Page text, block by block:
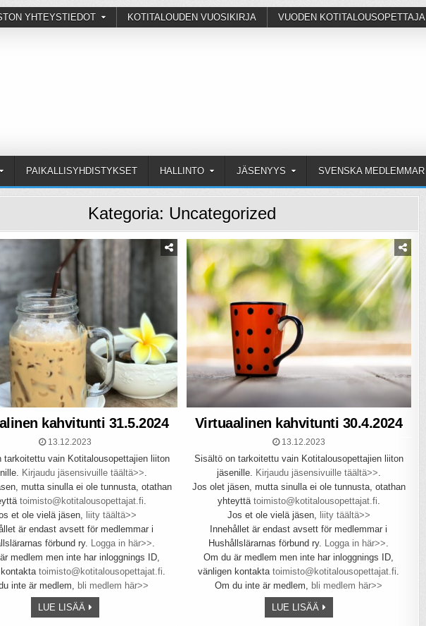
YHTEYSTIEDOT KOTITALOUDEN VUOSIKIRJA VUODEN KOTITALOUSOPETTAJA
PAIKALLISYHDISTYKSET HALLINTO JÄSENYYS SVENSKA MEDLEMMAR
Kategoria: Uncategorized
kahvitunti 31.5.2024
13.12.2023
tarkoitettu vain Kotitalousopettajien liiton
Kirjaudu jäsensivuille täältä>>.
mutta sinulla ei ole tunnusta, otathan
toimisto@kotitalousopettajat.fi.
et ole vielä jäsen, liity täältä>>
är endast avsett för medlemmar i
förbund ry. Logga in här>>.
medlem men inte har inloggnings ID,
kontaktatoimisto@kotitalousopettajat.fi.
inte är medlem, bli medlem här>>
LUE LISÄÄ
Virtuaalinen kahvitunti 30.4.2024
13.12.2023
Sisältö on tarkoitettu vain Kotitalousopettajien liiton
jäsenille. Kirjaudu jäsensivuille täältä>>.
Jos olet jäsen, mutta sinulla ei ole tunnusta, otathan
yhteyttä toimisto@kotitalousopettajat.fi.
Jos et ole vielä jäsen, liity täältä>>
Innehållet är endast avsett för medlemmar i
Hushållslärarnas förbund ry. Logga in här>>.
Om du är medlem men inte har inloggnings ID,
vänligen kontaktatoimisto@kotitalousopettajat.fi.
Om du inte är medlem, bli medlem här>>
LUE LISÄÄ